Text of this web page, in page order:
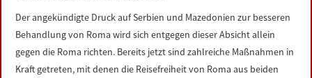
Der angekündigte Druck auf Serbien und Mazedonien zur besseren
Behandlung von Roma wird sich entgegen dieser Absicht allein
gegen die Roma richten. Bereits jetzt sind zahlreiche Maßnahmen in
Kraft getreten, mit denen die Reisefreiheit von Roma aus beiden